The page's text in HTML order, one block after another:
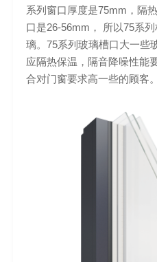
系列窗口厚度是75mm，隔
口是26-56mm， 所以75系
璃。75系列玻璃槽口大一些
应隔热保温，隔音降噪性能
合对门窗要求高一些的顾客